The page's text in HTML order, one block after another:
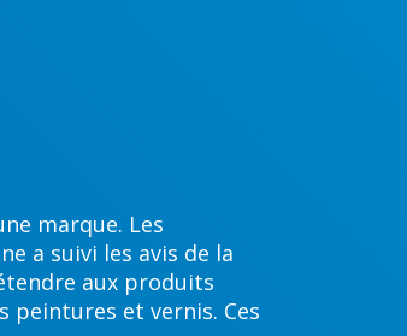
marque. Les
a suivi les avis de la
aux produits
peintures et vernis. Ces